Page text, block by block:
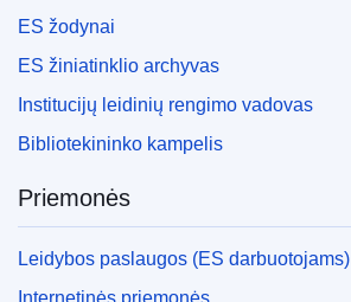
ES žodynai
ES žiniatinklio archyvas
Institucijų leidinių rengimo vadovas
Bibliotekininko kampelis
Priemonės
Leidybos paslaugos (ES darbuotojams)
Internetinės priemonės